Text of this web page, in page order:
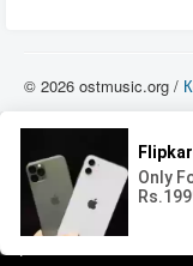
Error loading
© 2026 ostmusic.org /
можете использовать
использование
вы должны приобрести